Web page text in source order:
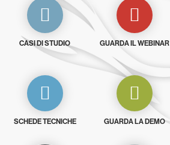
CASI DI STUDIO GUARDA IL WEBINAR
SCHEDE TECNICHE GUARDA LA DEMO